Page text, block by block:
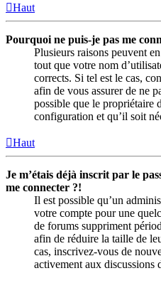
Haut
Pourquoi ne puis-je pas me
Plusieurs raisons peuvent
tout que votre nom
corrects. Si tel est le cas,
afin de vous assurer de ne
possible que le propriétaire
configuration et qu’il soit
Haut
Je m’étais déjà inscrit par le
me connecter ?!
Il est possible qu’un
votre compte pour une
de forums suppriment
afin de réduire la taille de
cas, inscrivez-vous de
activement aux discussions